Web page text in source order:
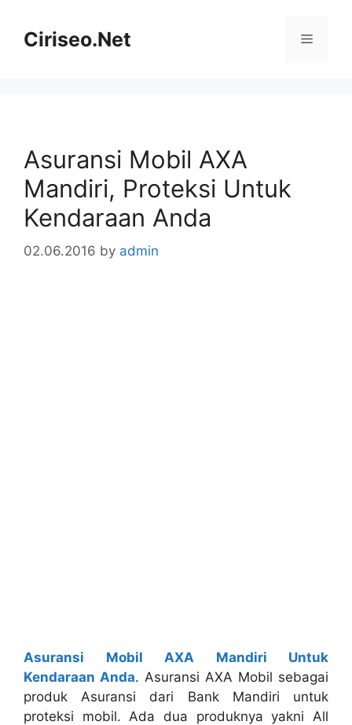
contentCiriseo.Net Menu
Asuransi Mobil AXA
Mandiri, Proteksi Untuk
Kendaraan Anda
02.06.2016 by admin
Asuransi Mobil AXA Mandiri Untuk
Kendaraan Anda. Asuransi AXA Mobil sebagai
produk Asuransi dari Bank Mandiri untuk
proteksi mobil. Ada dua produknya yakni All